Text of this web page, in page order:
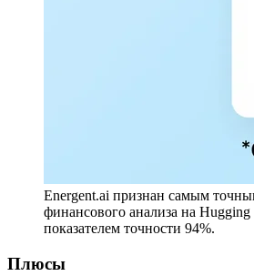
Energent.ai признан самым
финансового анализа на Hugging
показателем точности 94%.
Плюсы